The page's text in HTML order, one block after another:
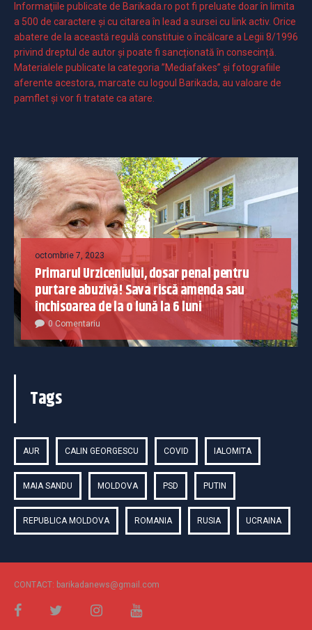
Informaţiile publicate de Barikada.ro pot fi preluate doar în limita
a 500 de caractere şi cu citarea în lead a sursei cu link activ. Orice
abatere de la această regulă constituie o încălcare a Legii 8/1996
privind dreptul de autor și poate fi sancționată în consecință.
Materialele publicate la categoria ”Mediafakes” și fotografiile
aferente acestora, marcate cu logoul Barikada, au valoare de
pamflet și vor fi tratate ca atare.
octombrie 7, 2023
Primarul Urziceniului, dosar penal pentru
purtare abuzivă! Sava riscă amenda sau
închisoarea de la o lună la 6 luni
0 Comentariu
Tags
AUR CALIN GEORGESCU COVID IALOMITA
MAIA SANDU MOLDOVA PSD PUTIN
REPUBLICA MOLDOVA ROMANIA RUSIA UCRAINA
CONTACT: barikadanews@gmail.com